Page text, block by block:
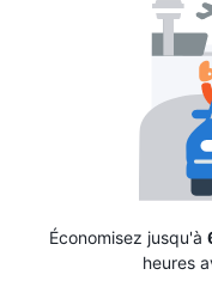
Économisez jusqu'à
heures